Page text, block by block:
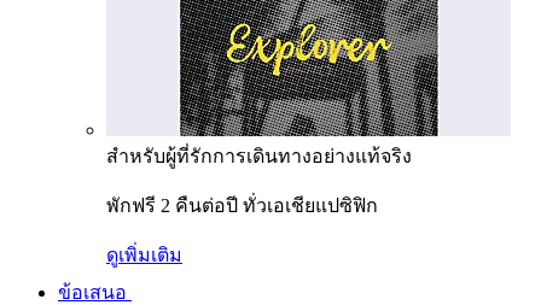
สำหรับผู้ที่รักการเดินทางอย่างแท้จริง
พักฟรี 2 คืนต่อปี ทั่วเอเชียแปซิฟิก
ดูเพิ่มเติม
ข้อเสนอ